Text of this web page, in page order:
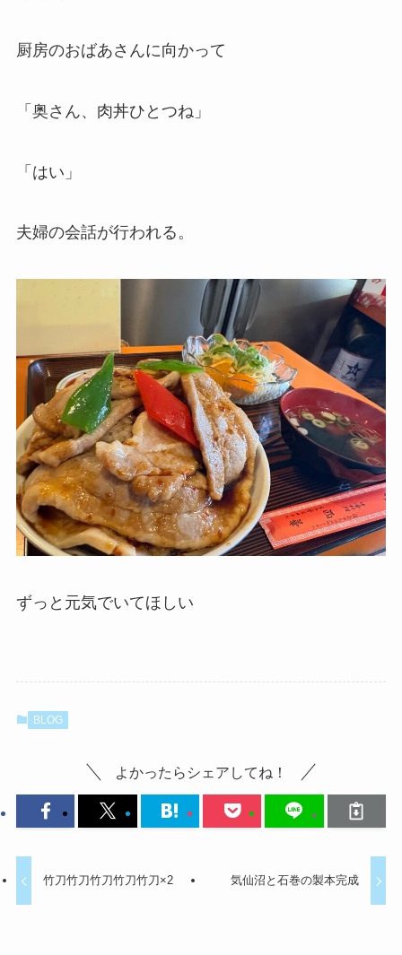
厨房のおばあさんに向かって
「奥さん、肉丼ひとつね」
「はい」
夫婦の会話が行われる。
ずっと元気でいてほしい
BLOG
よかったらシェアしてね！
竹刀竹刀竹刀竹刀竹刀×2 気仙沼と石巻の製本完成